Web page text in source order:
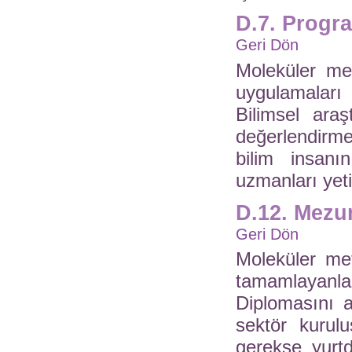
D.7.
Geri Dön
Moleküler
Bilimsel
bilim
uzmanları
D.12.
Geri Dön
Moleküler
sektör
gerekse